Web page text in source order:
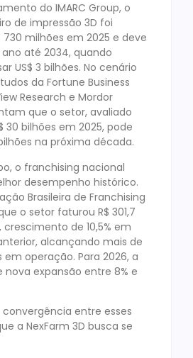
do IMARC Group, o
de impressão 3D foi
730 milhões em 2025 e deve
ano até 2034, quando
US$ 3 bilhões. No cenário
da Fortune Business
Research e Mordor
que o setor, avaliado
30 bilhões em 2025, pode
na próxima década.
o franchising nacional
desempenho histórico.
Brasileira de Franchising
o setor faturou R$ 301,7
crescimento de 10,5% em
alcançando mais de
em operação. Para 2026, a
expansão entre 8% e
entre esses
a NexFarm 3D busca se